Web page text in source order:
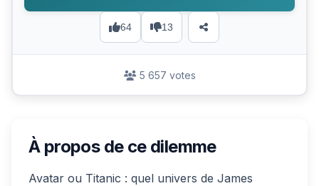
64 13
5 657 votes
À propos de ce dilemme
Avatar ou Titanic : quel univers de James